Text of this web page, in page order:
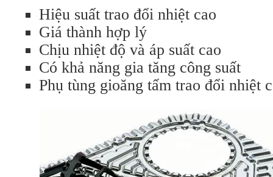
Hiệu suất trao đổi nhiệt cao
Giá thành hợp lý
Chịu nhiệt độ và áp suất cao
Có khả năng gia tăng công suất
Phụ tùng gioăng tấm trao đổi nhiệt